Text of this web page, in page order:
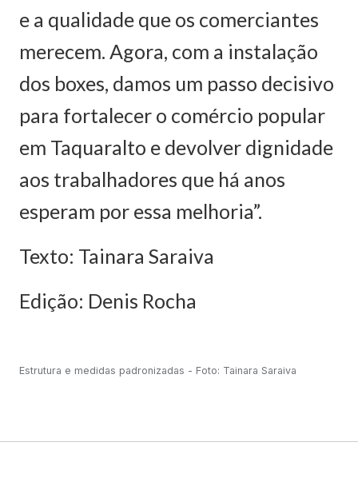
e a qualidade que os comerciantes
merecem. Agora, com a instalação
dos boxes, damos um passo decisivo
para fortalecer o comércio popular
em Taquaralto e devolver dignidade
aos trabalhadores que há anos
esperam por essa melhoria”.
Texto: Tainara Saraiva
Edição: Denis Rocha
Estrutura e medidas padronizadas - Foto: Tainara Saraiva